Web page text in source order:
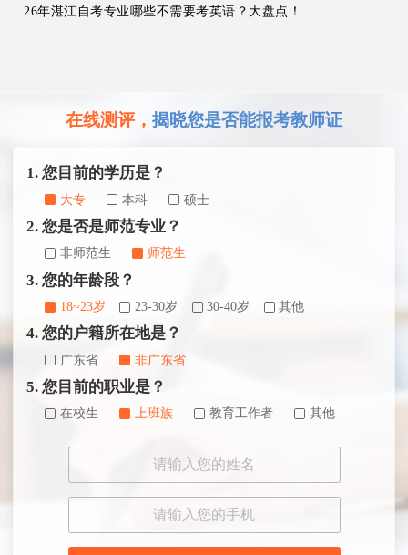
26年湛江自考专业哪些不需要考英语？大盘点！
在线测评， 揭晓您是否能报考教师证
1. 您目前的学历是？
大专 本科 硕士
2. 您是否是师范专业？
非师范生 师范生
3. 您的年龄段？
18~23岁 23-30岁 30-40岁 其他
4. 您的户籍所在地是？
广东省 非广东省
5. 您目前的职业是？
在校生 上班族 教育工作者 其他